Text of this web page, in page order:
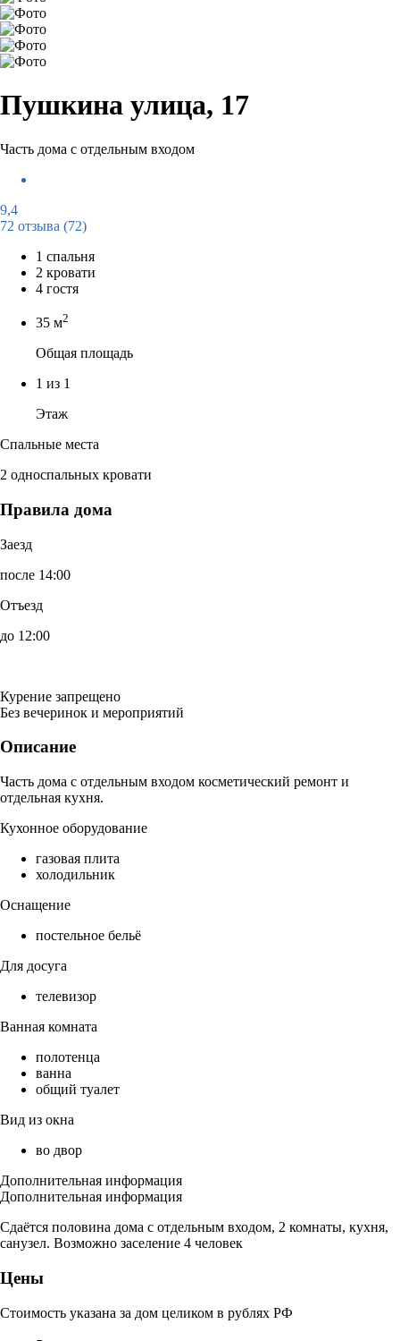
Пушкина улица, 17
Часть дома с отдельным входом
9,4
72 отзыва (72)
1 спальня
2 кровати
4 гостя
35 м2
Общая площадь
1 из 1
Этаж
Спальные места
2 односпальных кровати
Правила дома
Заезд
после 14:00
Отъезд
до 12:00
Курение запрещено
Без вечеринок и мероприятий
Описание
Часть дома с отдельным входом косметический ремонт и
отдельная кухня.
Кухонное оборудование
газовая плита
холодильник
Оснащение
постельное бельё
Для досуга
телевизор
Ванная комната
полотенца
ванна
общий туалет
Вид из окна
во двор
Дополнительная информация
Дополнительная информация
Сдаётся половина дома с отдельным входом, 2 комнаты, кухня,
санузел. Возможно заселение 4 человек
Цены
Стоимость указана за дом целиком в рублях РФ